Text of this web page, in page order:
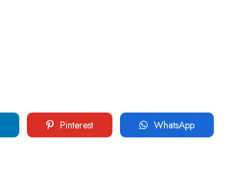
Pinterest WhatsApp